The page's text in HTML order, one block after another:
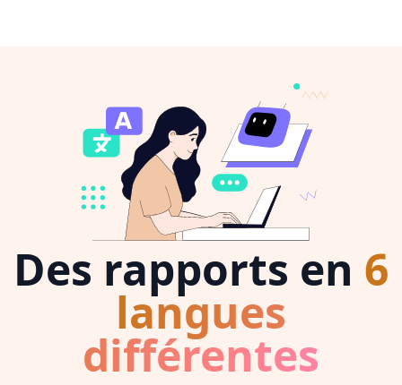
Des rapports en 6
langues
différentes